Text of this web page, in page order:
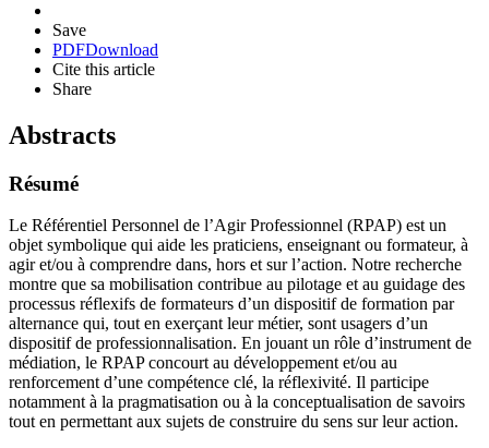
Save
PDFDownload
Cite this article
Share
Abstracts
Résumé
Le Référentiel Personnel de l’Agir Professionnel (RPAP) est un
objet symbolique qui aide les praticiens, enseignant ou formateur, à
agir et/ou à comprendre dans, hors et sur l’action. Notre recherche
montre que sa mobilisation contribue au pilotage et au guidage des
processus réflexifs de formateurs d’un dispositif de formation par
alternance qui, tout en exerçant leur métier, sont usagers d’un
dispositif de professionnalisation. En jouant un rôle d’instrument de
médiation, le RPAP concourt au développement et/ou au
renforcement d’une compétence clé, la réflexivité. Il participe
notamment à la pragmatisation ou à la conceptualisation de savoirs
tout en permettant aux sujets de construire du sens sur leur action.